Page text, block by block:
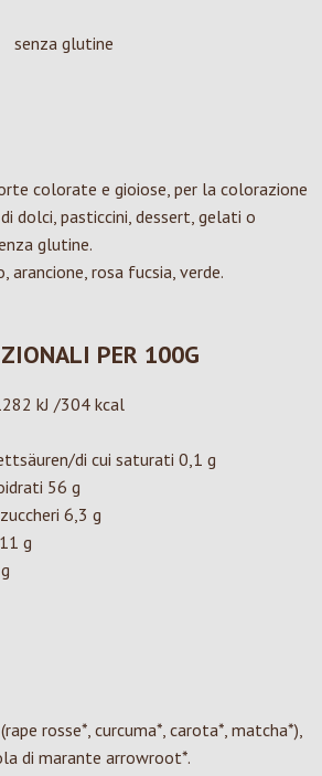
senza glutine
colorate e gioiose, per la colorazione
dolci, pasticcini, dessert, gelati o
glutine.
arancione, rosa fucsia, verde.
PER 100G
kJ /304 kcal
di cui saturati 0,1 g
56 g
6,3 g
g
rosse*, curcuma*, carota*, matcha*),
di marante arrowroot*.